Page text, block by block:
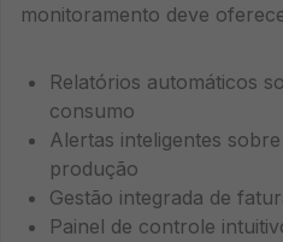
monitoramento deve
Relatórios automáticos
consumo
Alertas inteligentes
produção
Gestão integrada de
Painel de controle